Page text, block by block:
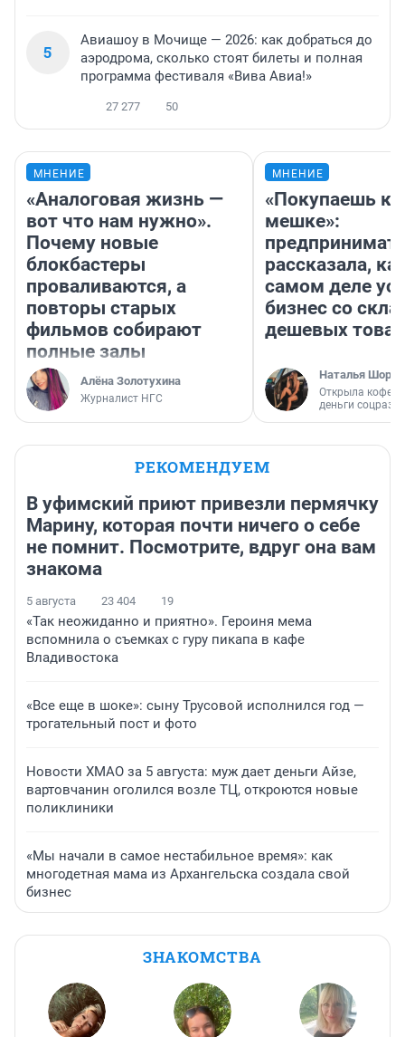
5
Авиашоу в Мочище — 2026: как добраться до
аэродрома, сколько стоят билеты и полная
программа фестиваля «Вива Авиа!»
27 277 50
МНЕНИЕ
«Аналоговая жизнь —
вот что нам нужно».
Почему новые
блокбастеры
проваливаются, а
повторы старых
фильмов собирают
полные залы
Алёна Золотухина
Журналист НГС
МНЕНИЕ
«Покупаешь
мешке»:
рассказала,
самом деле
бизнес со
дешевых
Наталья
Открыла
деньги
РЕКОМЕНДУЕМ
В уфимский приют привезли пермячку
Марину, которая почти ничего о себе
не помнит. Посмотрите, вдруг она вам
знакома
5 августа 23 404 19
«Так неожиданно и приятно». Героиня мема
вспомнила о съемках с гуру пикапа в кафе
Владивостока
«Все еще в шоке»: сыну Трусовой исполнился год —
трогательный пост и фото
Новости ХМАО за 5 августа: муж дает деньги Айзе,
вартовчанин оголился возле ТЦ, откроются новые
поликлиники
«Мы начали в самое нестабильное время»: как
многодетная мама из Архангельска создала свой
бизнес
ЗНАКОМСТВА